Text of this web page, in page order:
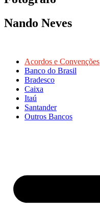
Nando Neves
Acordos e Convenções
Banco do Brasil
Bradesco
Caixa
Itaú
Santander
Outros Bancos